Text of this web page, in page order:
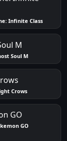
Infinite Class
Soul M
Crows
GO